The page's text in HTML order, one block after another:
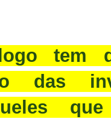
tem
das